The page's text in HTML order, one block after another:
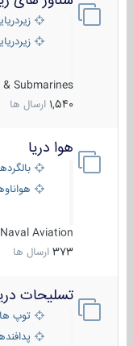
& Submarines
1,540 ارسال ها
هوا دریا
بالگردها
هواناوها
Naval Aviation
373 ارسال ها
تسلیحات
توپ های